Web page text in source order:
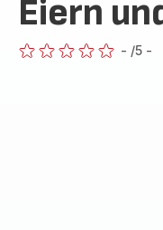
Eiern
- /5 -